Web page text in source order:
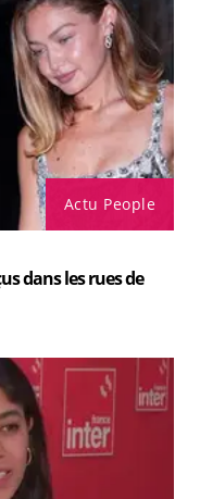
Actu People
dans les rues de